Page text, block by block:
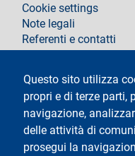
Questo sito utilizza
propri e di terze parti,
navigazione,
delle attività di
prosegui la
Cookie settings
Note legali
Referenti e contatti